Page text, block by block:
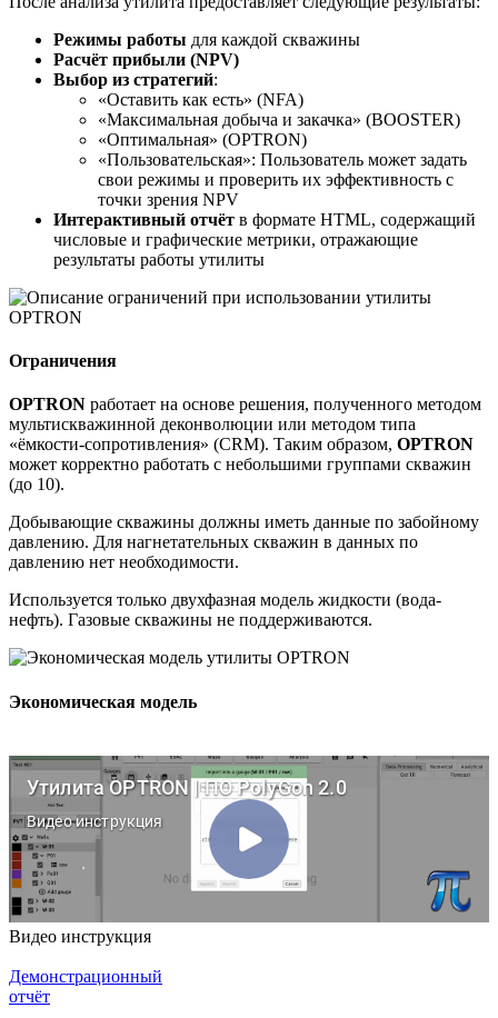
Режимы работы для каждой скважины
Расчёт прибыли (NPV)
Выбор из стратегий:
«Оставить как есть» (NFA)
«Максимальная добыча и закачка» (BOOSTER)
«Оптимальная» (OPTRON)
«Пользовательская»: Пользователь может задать
свои режимы и проверить их эффективность с
точки зрения NPV
Интерактивный отчёт в формате HTML, содержащий
числовые и графические метрики, отражающие
результаты работы утилиты
Ограничения
OPTRON работает на основе решения, полученного методом
мультискважинной деконволюции или методом типа
«ёмкости-сопротивления» (CRM). Таким образом, OPTRON
может корректно работать с небольшими группами скважин
(до 10).
Добывающие скважины должны иметь данные по забойному
давлению. Для нагнетательных скважин в данных по
давлению нет необходимости.
Используется только двухфазная модель жидкости (вода-
нефть). Газовые скважины не поддерживаются.
Экономическая модель
Видео инструкция
Демонстрационный
отчёт